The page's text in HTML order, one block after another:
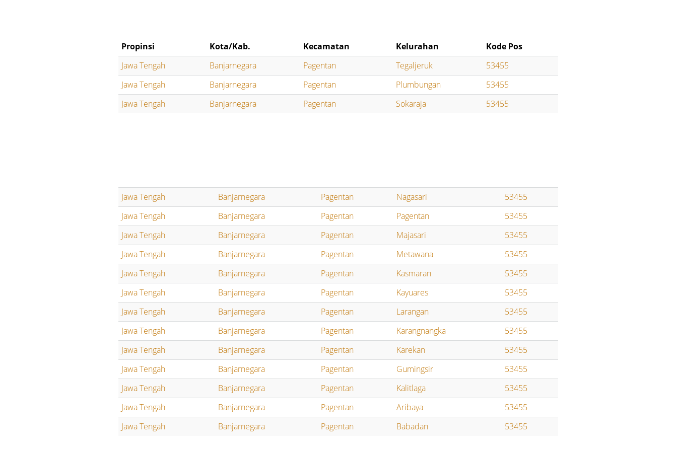
Propinsi Kota/Kab. Kecamatan Kelurahan
Kode Pos
Jawa Tengah
Banjarnegara Pagentan Tegaljeruk
53455
Jawa Tengah
Banjarnegara Pagentan Plumbungan
53455
Jawa Tengah
Banjarnegara Pagentan Sokaraja 53455
Jawa Tengah Banjarnegara Pagentan Nagasari
53455
Jawa Tengah
Banjarnegara Pagentan Pagentan
53455
Jawa Tengah
Banjarnegara Pagentan Majasari
53455
Jawa Tengah
Banjarnegara Pagentan Metawana
53455
Jawa Tengah
Banjarnegara Pagentan Kasmaran
53455
Jawa Tengah
Banjarnegara Pagentan Kayuares
53455
Jawa Tengah
Banjarnegara Pagentan Larangan
53455
Jawa Tengah
Banjarnegara Pagentan Karangnangka
53455
Jawa Tengah
Banjarnegara Pagentan Karekan
53455
Jawa Tengah
Banjarnegara Pagentan Gumingsir
53455
Jawa Tengah
Banjarnegara Pagentan Kalitlaga
53455
Jawa Tengah
Banjarnegara Pagentan Aribaya
53455
Jawa Tengah
Banjarnegara Pagentan Babadan 53455